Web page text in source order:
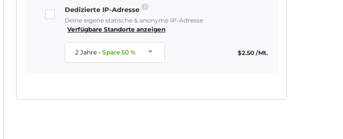
Dedizierte IP-Adresse
Deine eigene statische & anonyme IP-Adresse
Verfügbare Standorte anzeigen
2 Jahre-Spare50 % $2.50 /Mt.